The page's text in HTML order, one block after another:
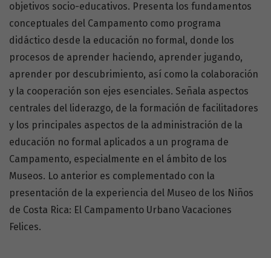
objetivos socio-educativos. Presenta los fundamentos
conceptuales del Campamento como programa
didáctico desde la educación no formal, donde los
procesos de aprender haciendo, aprender jugando,
aprender por descubrimiento, así como la colaboración
y la cooperación son ejes esenciales. Señala aspectos
centrales del liderazgo, de la formación de facilitadores
y los principales aspectos de la administración de la
educación no formal aplicados a un programa de
Campamento, especialmente en el ámbito de los
Museos. Lo anterior es complementado con la
presentación de la experiencia del Museo de los Niños
de Costa Rica: El Campamento Urbano Vacaciones
Felices.